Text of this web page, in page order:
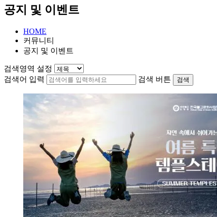
공지 및 이벤트
HOME
커뮤니티
공지 및 이벤트
검색영역 설정
검색어 입력
검색 버튼 검색